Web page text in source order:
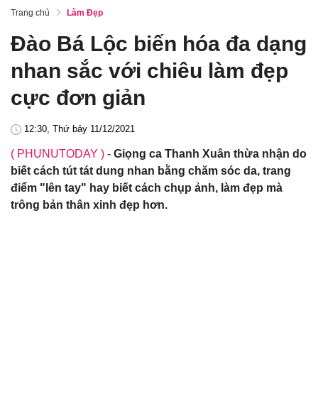
Trang chủ Làm Đẹp
Đào Bá Lộc biến hóa đa dạng
nhan sắc với chiêu làm đẹp
cực đơn giản
12:30, Thứ bảy 11/12/2021
( PHUNUTODAY ) - Giọng ca Thanh Xuân thừa nhận do
biết cách tút tát dung nhan bằng chăm sóc da, trang
điểm "lên tay" hay biết cách chụp ảnh, làm đẹp mà
trông bản thân xinh đẹp hơn.